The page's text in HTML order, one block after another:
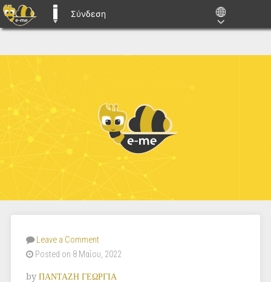
E-ME BLOGS
Σύνδεση
Leave a Comment
Posted on 8 Μαΐου, 2022
by ΠΑΝΤΑΖΗ ΓΕΩΡΓΙΑ